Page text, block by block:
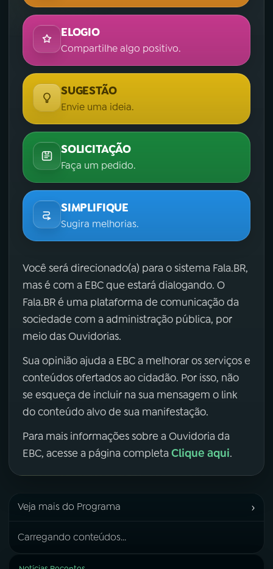
ELOGIO
Compartilhe algo positivo.
SUGESTÃO
Envie uma ideia.
SOLICITAÇÃO
Faça um pedido.
SIMPLIFIQUE
Sugira melhorias.
Você será direcionado(a) para o sistema Fala.BR,
mas é com a EBC que estará dialogando. O
Fala.BR é uma plataforma de comunicação da
sociedade com a administração pública, por
meio das Ouvidorias.
Sua opinião ajuda a EBC a melhorar os serviços e
conteúdos ofertados ao cidadão. Por isso, não
se esqueça de incluir na sua mensagem o link
do conteúdo alvo de sua manifestação.
Para mais informações sobre a Ouvidoria da
EBC, acesse a página completa Clique aqui.
Veja mais do Programa ›
Carregando conteúdos...